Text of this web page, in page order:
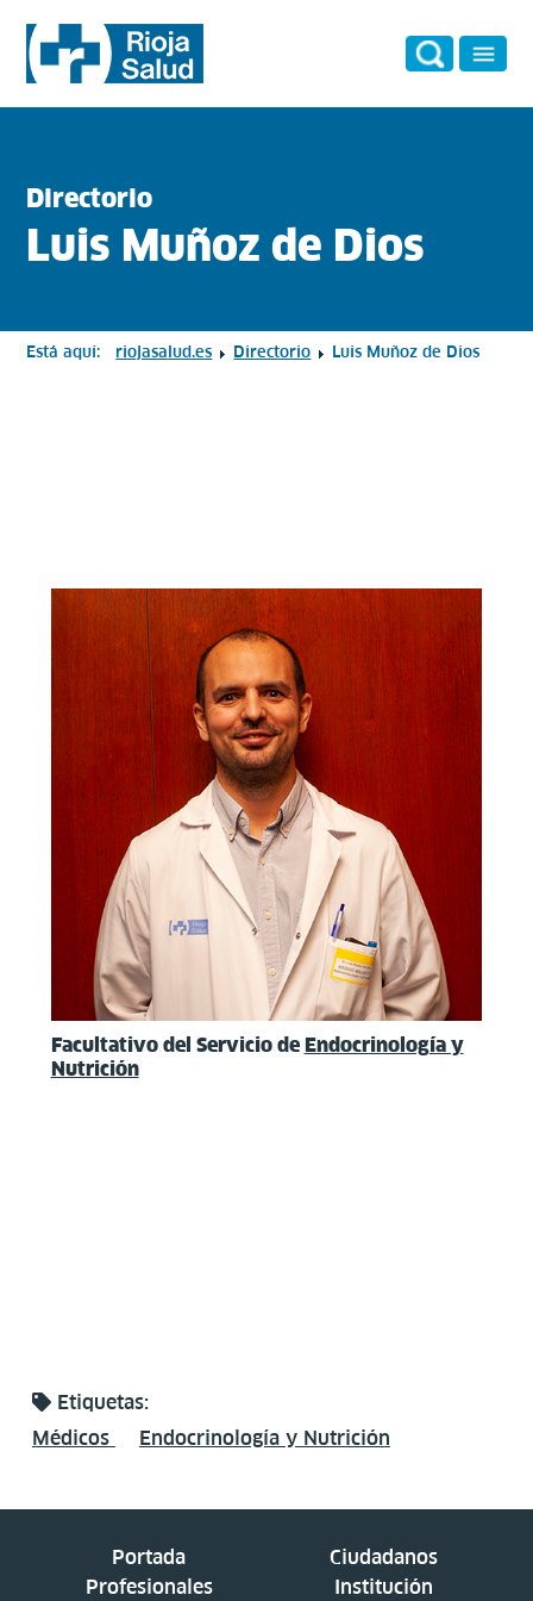
Directorio
Luis Muñoz de Dios
Está aquí: riojasalud.es Directorio Luis Muñoz de Dios
Facultativo del Servicio de Endocrinología y
Nutrición
Etiquetas:
Médicos
Endocrinología y Nutrición
Portada
Ciudadanos
Profesionales
Institución